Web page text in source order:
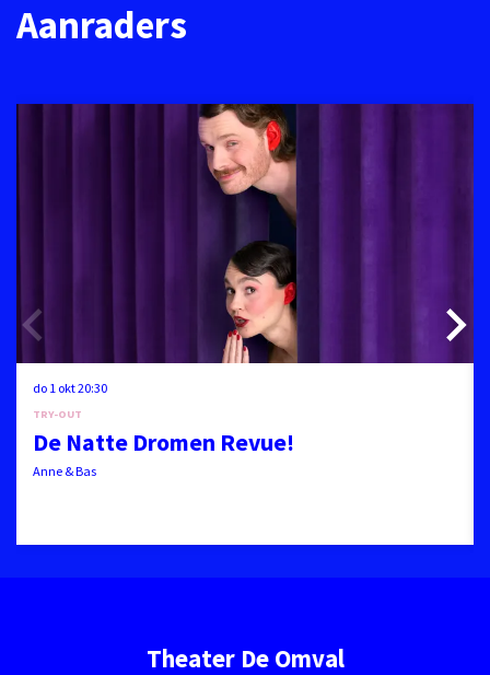
Aanraders
De Natte Dromen Revue!
Anne & Bas
TRY-OUT
do 1 okt20:30
Theater De Omval